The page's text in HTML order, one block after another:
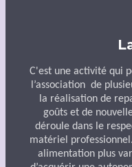
C'est une activité qui
l’association de
la réalisation de
goûts et de
déroule dans le
matériel
alimentation plus